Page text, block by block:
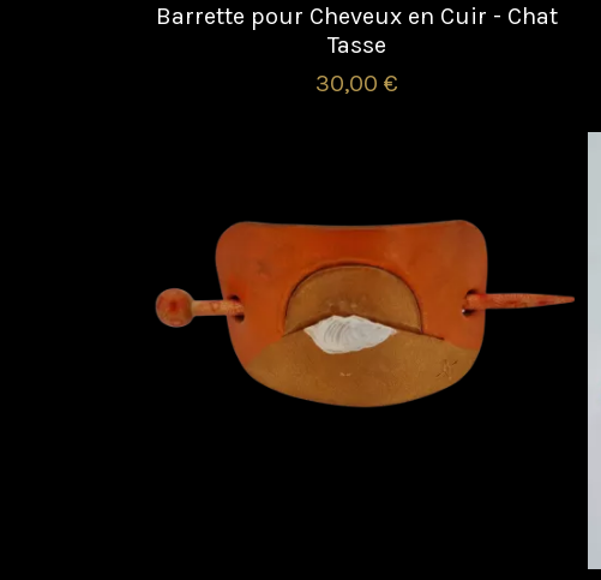
Barrette pour Cheveux en Cuir - Chat
Tasse
30,00 €